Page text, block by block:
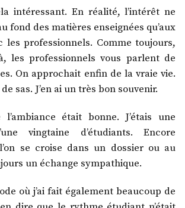
intéressant. En réalité, l’intérêt ne
fond des matières enseignées qu’aux
les professionnels. Comme toujours,
les professionnels vous parlent de
On approchait enfin de la vraie vie.
sas. J’en ai un très bon souvenir.
l’ambiance était bonne. J’étais une
vingtaine d’étudiants. Encore
se croise dans un dossier ou au
un échange sympathique.
où j’ai fait également beaucoup de